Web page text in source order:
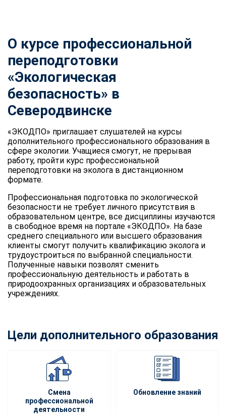
О курсе профессиональной
переподготовки
«Экологическая
безопасность» в
Северодвинске
«ЭКОДПО» приглашает слушателей на курсы
дополнительного профессионального образования в
сфере экологии. Учащиеся смогут, не прерывая
работу, пройти курс профессиональной
переподготовки на эколога в дистанционном
формате.
Профессиональная подготовка по экологической
безопасности не требует личного присутствия в
образовательном центре, все дисциплины изучаются
в свободное время на портале «ЭКОДПО». На базе
среднего специального или высшего образования
клиенты смогут получить квалификацию эколога и
трудоустроиться по выбранной специальности.
Полученные навыки позволят сменить
профессиональную деятельность и работать в
природоохранных организациях и образовательных
учреждениях.
Цели дополнительного образования
Смена
профессиональной
деятельности
Обновление знаний